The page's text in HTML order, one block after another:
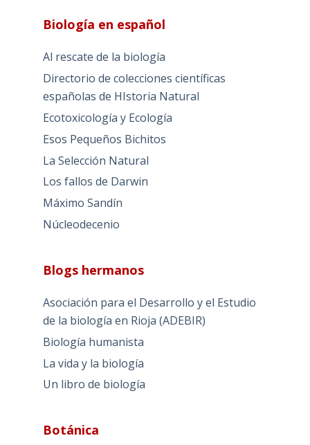
Biología en español
Al rescate de la biología
Directorio de colecciones científicas
españolas de HIstoria Natural
Ecotoxicología y Ecología
Esos Pequeños Bichitos
La Selección Natural
Los fallos de Darwin
Máximo Sandín
Núcleodecenio
Blogs hermanos
Asociación para el Desarrollo y el Estudio
de la biología en Rioja (ADEBIR)
Biología humanista
La vida y la biología
Un libro de biología
Botánica